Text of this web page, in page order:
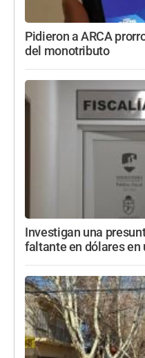
Pidieron a ARCA
del monotributo
Investigan una
faltante en dólares en